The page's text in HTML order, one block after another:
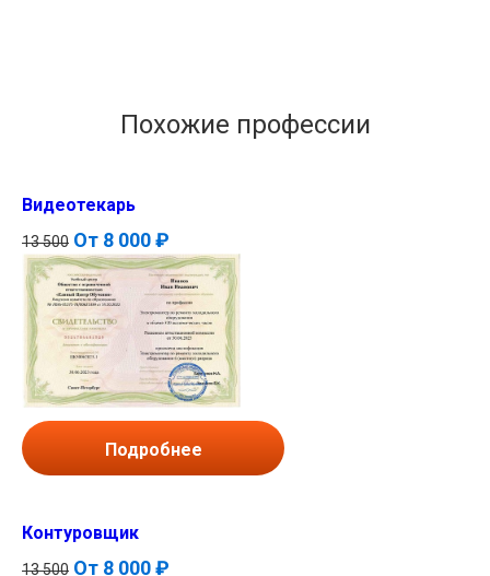
Похожие профессии
Видеотекарь
13 500 От 8 000 ₽
Подробнее
Контуровщик
13 500 От 8 000 ₽